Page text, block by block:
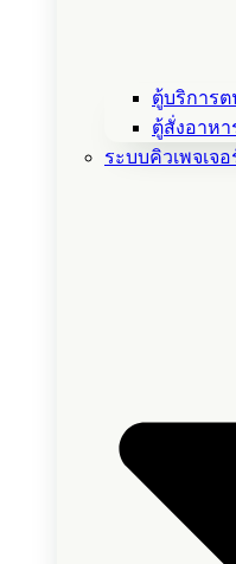
ตู้บริการต
ตู้สั่งอาหา
ระบบคิวเพจเจอ